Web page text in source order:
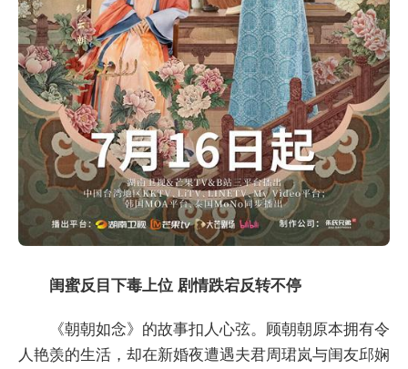
闺蜜反目下毒上位 剧情跌宕反转不停
《朝朝如念》的故事扣人心弦。顾朝朝原本拥有令
人艳羡的生活，却在新婚夜遭遇夫君周珺岚与闺友邱娴